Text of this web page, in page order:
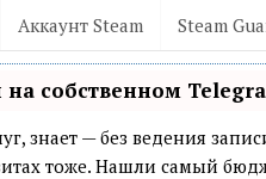
Аккаунт Steam Steam
собственном
знает — без ведения
тоже. Нашли самый